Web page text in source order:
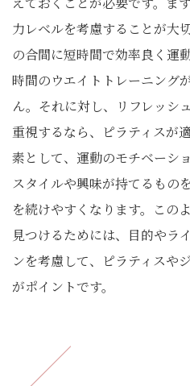
力レベルを考慮することが大
の合間に短時間で効率良く運
時間のウエイトトレーニング
ん。それに対し、リフレッシ
重視するなら、ピラティスが
素として、運動のモチベーシ
スタイルや興味が持てるもの
を続けやすくなります。この
見つけるためには、目的やラ
ンを考慮して、ピラティスや
がポイントです。